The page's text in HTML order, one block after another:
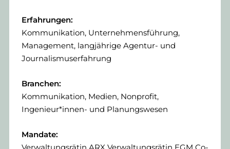
Erfahrungen:
Kommunikation, Unternehmensführung,
Management, langjährige Agentur- und
Journalismuserfahrung
Branchen:
Kommunikation, Medien, Nonprofit,
Ingenieur*innen- und Planungswesen
Mandate: